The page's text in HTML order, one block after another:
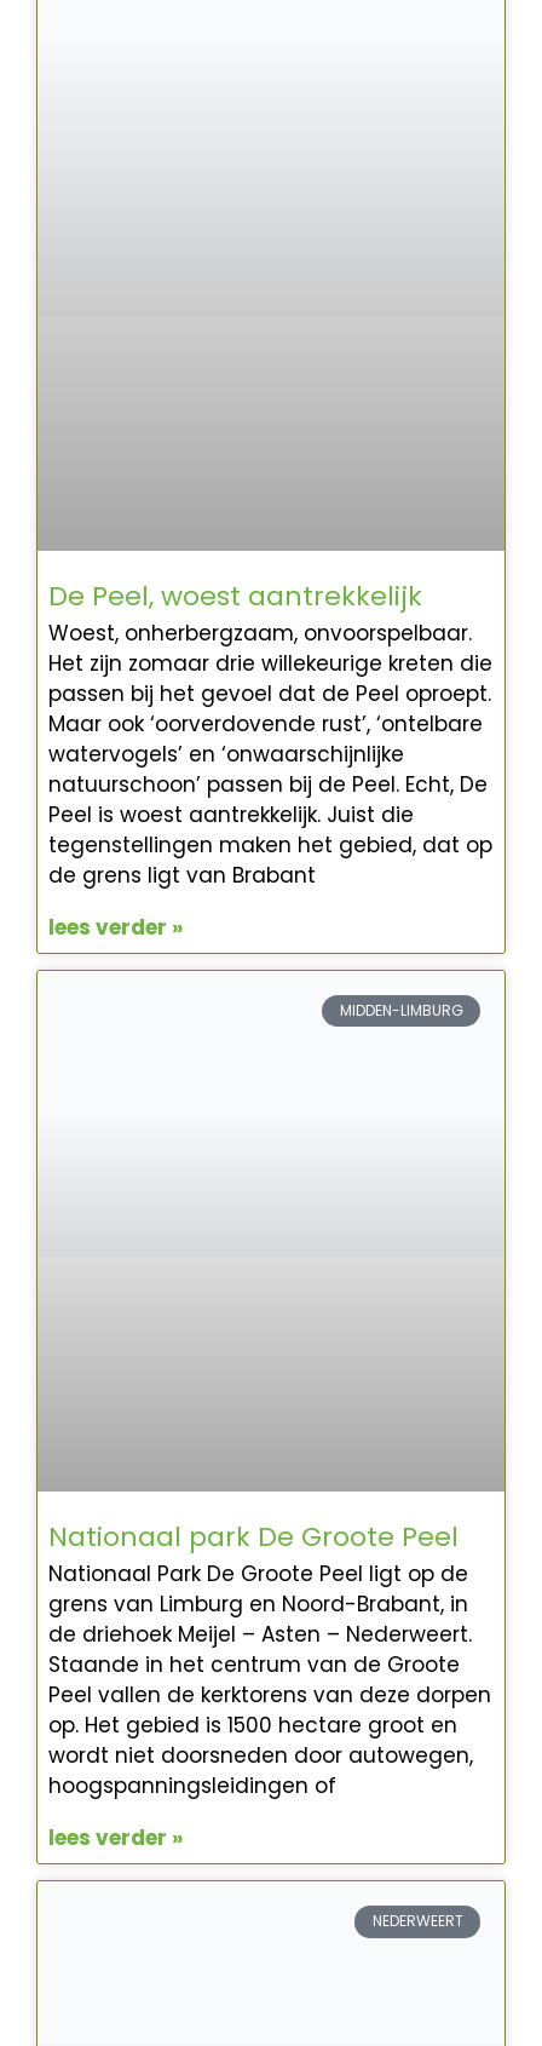
De Peel, woest aantrekkelijk
Woest, onherbergzaam, onvoorspelbaar.
Het zijn zomaar drie willekeurige kreten die
passen bij het gevoel dat de Peel oproept.
Maar ook ‘oorverdovende rust’, ‘ontelbare
watervogels’ en ‘onwaarschijnlijke
natuurschoon’ passen bij de Peel. Echt, De
Peel is woest aantrekkelijk. Juist die
tegenstellingen maken het gebied, dat op
de grens ligt van Brabant
lees verder »
MIDDEN-LIMBURG
Nationaal park De Groote Peel
Nationaal Park De Groote Peel ligt op de
grens van Limburg en Noord-Brabant, in
de driehoek Meijel – Asten – Nederweert.
Staande in het centrum van de Groote
Peel vallen de kerktorens van deze dorpen
op. Het gebied is 1500 hectare groot en
wordt niet doorsneden door autowegen,
hoogspanningsleidingen of
lees verder »
NEDERWEERT